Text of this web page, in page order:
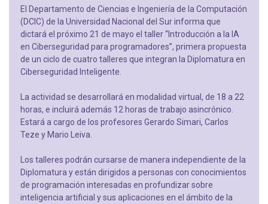
El Departamento de Ciencias e Ingeniería de la Computación
(DCIC) de la Universidad Nacional del Sur informa que
dictará el próximo 21 de mayo el taller “Introducción a la IA
en Ciberseguridad para programadores”, primera propuesta
de un ciclo de cuatro talleres que integran la Diplomatura en
Ciberseguridad Inteligente.
La actividad se desarrollará en modalidad virtual, de 18 a 22
horas, e incluirá además 12 horas de trabajo asincrónico.
Estará a cargo de los profesores Gerardo Simari, Carlos
Teze y Mario Leiva.
Los talleres podrán cursarse de manera independiente de la
Diplomatura y están dirigidos a personas con conocimientos
de programación interesadas en profundizar sobre
inteligencia artificial y sus aplicaciones en el ámbito de la